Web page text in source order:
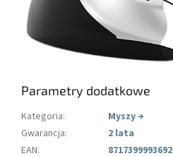
Parametry dodatkowe
Kategoria: Myszy→
Gwarancja:
2 lata
EAN:
8717399993692